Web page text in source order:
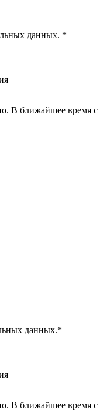
данных. *
В ближайшее время с
данных.*
В ближайшее время с